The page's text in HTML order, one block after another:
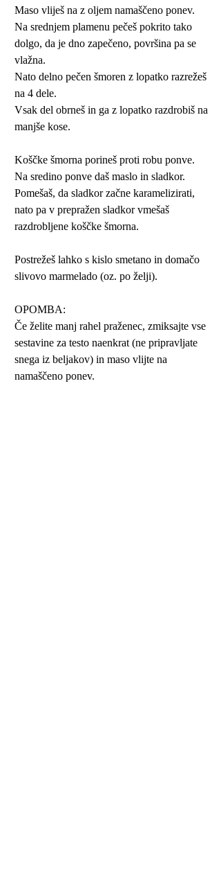
Maso vliješ na z oljem namaščeno ponev.
Na srednjem plamenu pečeš pokrito tako
dolgo, da je dno zapečeno, površina pa se
vlažna.
Nato delno pečen šmoren z lopatko razrežeš
na 4 dele.
Vsak del obrneš in ga z lopatko razdrobiš na
manjše kose.
Koščke šmorna porineš proti robu ponve.
Na sredino ponve daš maslo in sladkor.
Pomešaš, da sladkor začne karamelizirati,
nato pa v prepražen sladkor vmešaš
razdrobljene koščke šmorna.
Postrežeš lahko s kislo smetano in domačo
slivovo marmelado (oz. po želji).
OPOMBA:
Če želite manj rahel praženec, zmiksajte vse
sestavine za testo naenkrat (ne pripravljate
snega iz beljakov) in maso vlijte na
namaščeno ponev.